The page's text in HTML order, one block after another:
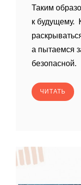
Таким
к будущему.
а пытаемся
безопасной.
ЧИТАТЬ